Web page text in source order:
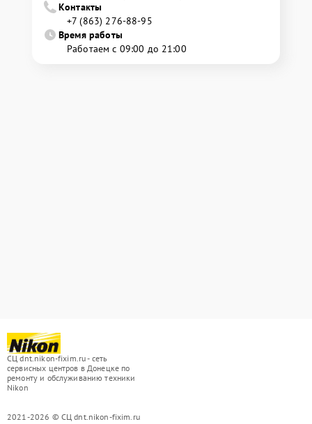
Контакты
+7 (863) 276-88-95
Время работы
Работаем с 09:00 до 21:00
СЦ dnt.nikon-fixim.ru - сеть
сервисных центров в Донецке по
ремонту и обслуживанию техники
Nikon
2021-2026 © СЦ dnt.nikon-fixim.ru